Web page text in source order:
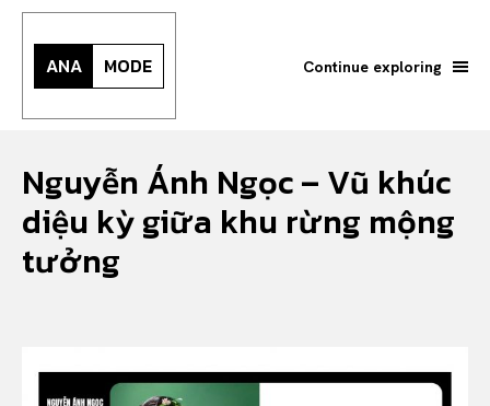
ANA MODE Continue exploring
Nguyễn Ánh Ngọc – Vũ khúc
diệu kỳ giữa khu rừng mộng
tưởng